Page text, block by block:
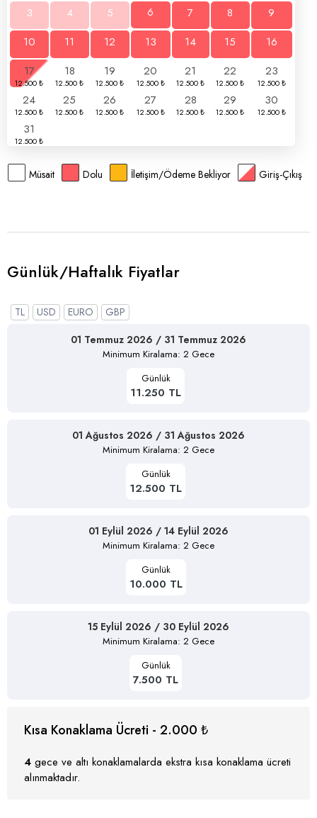
3 4 5 6 7 8
9
10
11 12 13 14 15
16
17
18 19 20 21 22
23
24
25 26 27 28 29
30
31
Müsait Dolu İletişim/Ödeme Bekliyor Giriş-Çıkış
Günlük/Haftalık Fiyatlar
TL USD EURO
GBP
01 Temmuz 2026 / 31 Temmuz 2026
Minimum Kiralama: 2 Gece
Günlük
11.250 TL
01 Ağustos 2026 / 31 Ağustos 2026
Minimum Kiralama: 2 Gece
Günlük
12.500 TL
01 Eylül 2026 / 14 Eylül 2026
Minimum Kiralama: 2 Gece
Günlük
10.000 TL
15 Eylül 2026 / 30 Eylül 2026
Minimum Kiralama: 2 Gece
Günlük
7.500 TL
Kısa Konaklama Ücreti - 2.000 ₺
4 gece ve altı konaklamalarda ekstra kısa konaklama ücreti
alınmaktadır.